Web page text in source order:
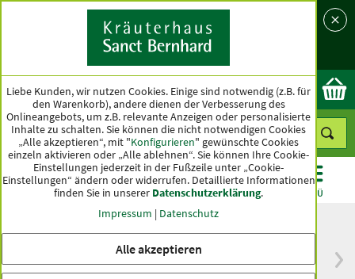
Land
Ok
KATEGORIEN ANGEBOTE TOPSELLER MENÜ
versandkostenfrei
Spitzenqualität seit
Liebe Kunden, wir nutzen Cookies. Einige sind notwendig (z.B. für
den Warenkorb), andere dienen der Verbesserung des
Onlineangebots, um z.B. relevante Anzeigen oder personalisierte
Inhalte zu schalten. Sie können die nicht notwendigen Cookies
„Alle akzeptieren“, mit "Konfigurieren" gewünschte Cookies
einzeln aktivieren oder „Alle ablehnen“. Sie können Ihre Cookie-
Einstellungen jederzeit in der Fußzeile unter „Cookie-
Einstellungen“ ändern oder widerrufen. Detaillierte Informationen
finden Sie in unserer Datenschutzerklärung.
Impressum | Datenschutz
Alle akzeptieren